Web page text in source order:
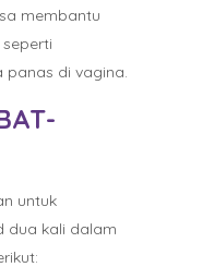
membantu
panas di vagina.
untuk
dua kali dalam